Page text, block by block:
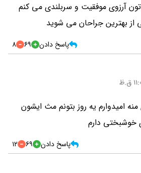
آرزوی موفقیت و سربلندی می کنم
بهترین جراحان می شوید
پاسخ دادن 69
8
امیدوارم یه روز بتونم مث ایشون
خوشبختی دارم
پاسخ دادن 69
12